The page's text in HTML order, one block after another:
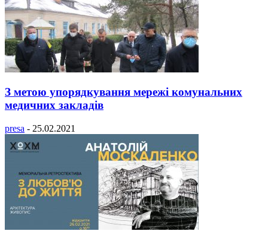
З метою упорядкування мережі комунальних
медичних закладів
presa - 25.02.2021